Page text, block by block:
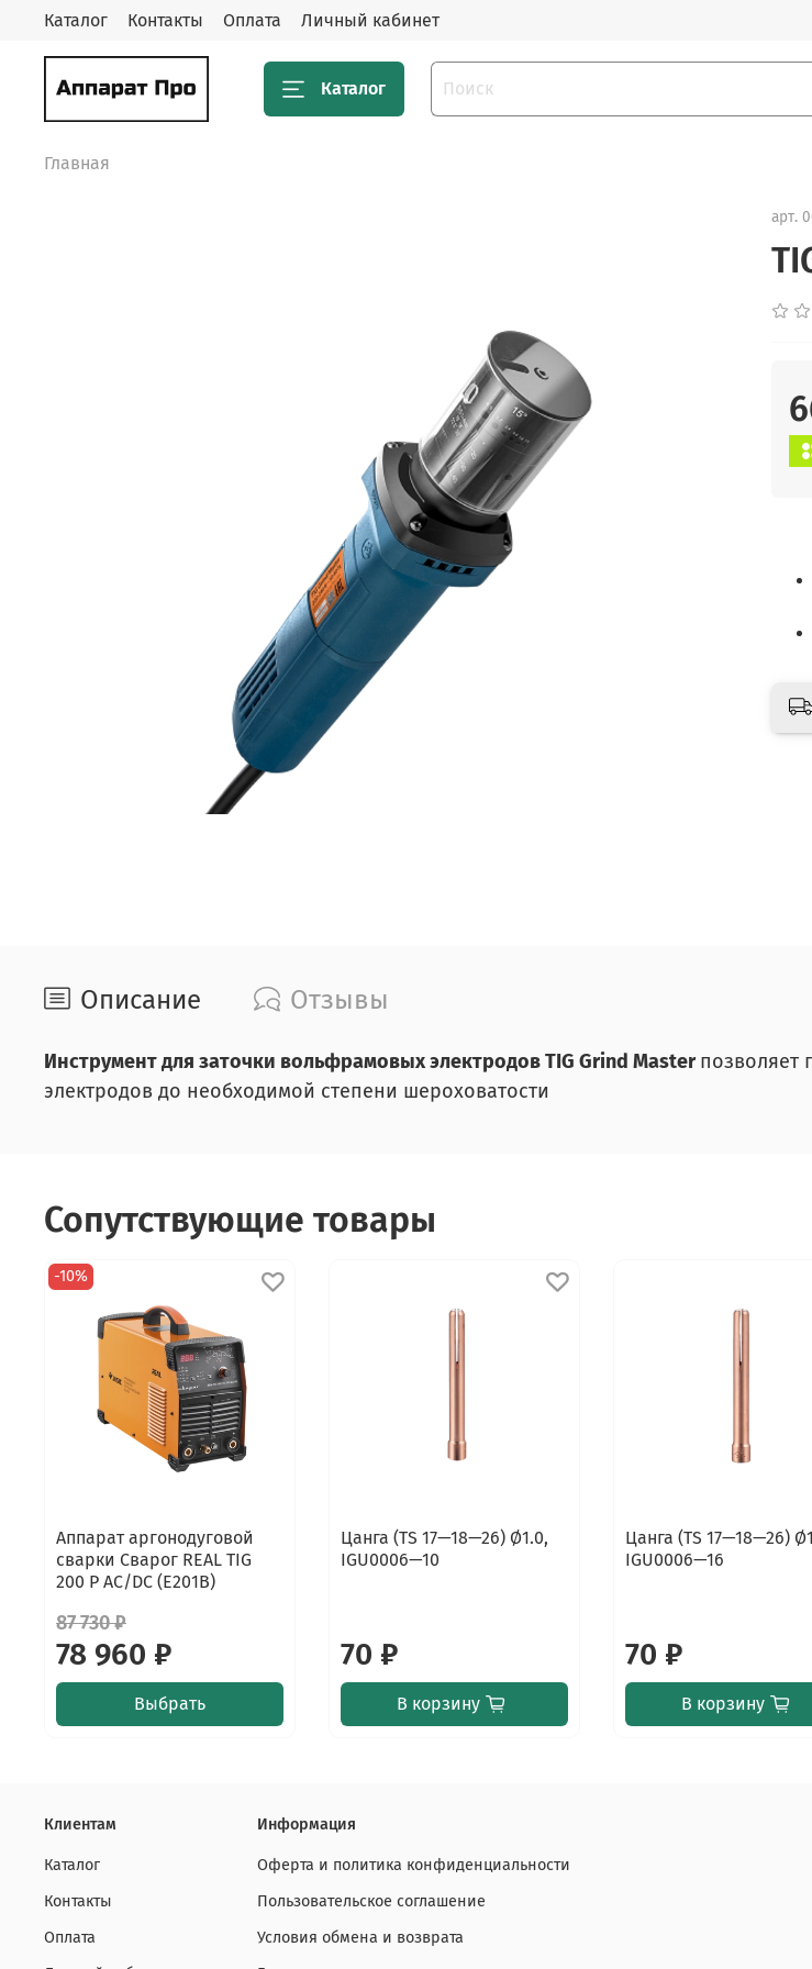
Каталог Контакты Оплата Личный кабинет
Каталог
Главная
арт.
Описание Отзывы
Инструмент для заточки вольфрамовых электродовTIG Grind Masterпозволяет
электродов до необходимой степени шероховатости
Сопутствующие товары
-10%
Аппарат аргонодуговой
сварки Сварог REAL TIG
200 P AC/DC (E201B)
87 730 ₽
78 960 ₽
Выбрать
Цанга (TS 17—18—26) Ø1.0,
IGU0006—10
70 ₽
В корзину
Цанга (TS 17—18—26)
IGU0006—16
70 ₽
В корзину
Клиентам
Каталог
Контакты
Оплата
Информация
Оферта и политика конфиденциальности
Пользовательское соглашение
Условия обмена и возврата